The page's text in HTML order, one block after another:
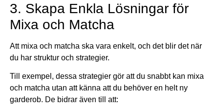
3. Skapa Enkla Lösningar för
Mixa och Matcha
Att mixa och matcha ska vara enkelt, och det blir det när
du har struktur och strategier.
Till exempel, dessa strategier gör att du snabbt kan mixa
och matcha utan att känna att du behöver en helt ny
garderob. De bidrar även till att: